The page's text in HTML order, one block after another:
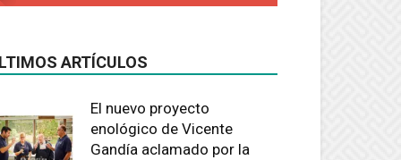
ARTÍCULOS
El nuevo proyecto
enológico de Vicente
Gandía aclamado por la